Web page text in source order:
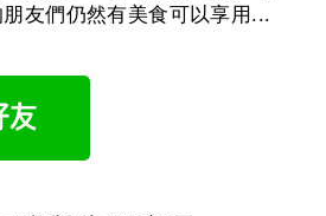
友們仍然有美食可以享用...